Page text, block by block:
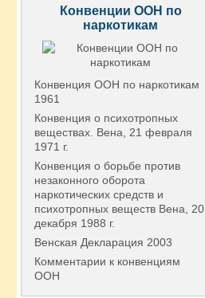
Конвенции ООН по
наркотикам
Конвенция ООН по наркотикам
1961
Конвенция о психотропных
веществах. Вена, 21 февраля
1971 г.
Конвенция о борьбе против
незаконного оборота
наркотических средств и
психотропных веществ Вена, 20
декабря 1988 г.
Венская Декларация 2003
Комментарии к конвенциям
ООН